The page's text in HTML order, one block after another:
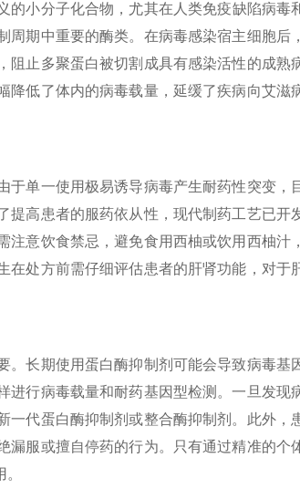
的小分子化合物，尤其在人类免疫缺陷病毒
期中重要的酶类。在病毒感染宿主细胞后
止多聚蛋白被切割成具有感染活性的成熟
低了体内的病毒载量，延缓了疾病向艾滋
单一使用极易诱导病毒产生耐药性突变，
提高患者的服药依从性，现代制药工艺已开
意饮食禁忌，避免食用西柚或饮用西柚汁
处方前需仔细评估患者的肝肾功能，对于
长期使用蛋白酶抑制剂可能会导致病毒基
行病毒载量和耐药基因型检测。一旦发现
代蛋白酶抑制剂或整合酶抑制剂。此外，
服或擅自停药的行为。只有通过精准的个